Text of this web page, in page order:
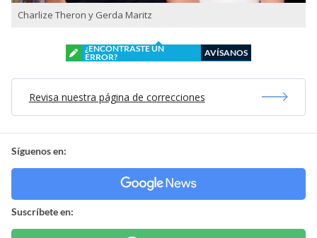
Charlize Theron y Gerda Maritz
¿ENCONTRASTE UN
ERROR?
AVÍSANOS
Revisa nuestra página de correcciones
Síguenos en:
Suscríbete en: